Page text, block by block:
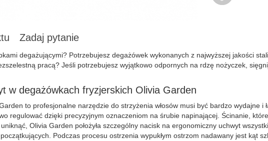
Zadaj pytanie
degażującymi? Potrzebujesz degażówek wykonanych z najwyższej jakości
pracą? Jeśli potrzebujesz wyjątkowo odpornych na rdzę nożyczek,
w degażówkach fryzjerskich Olivia Garden
to profesjonalne narzędzie do strzyżenia włosów musi być bardzo wydajne
regulować dzięki precyzyjnym oznaczeniom na śrubie napinającej. Ścinanie,
Olivia Garden położyła szczególny nacisk na ergonomiczny uchwyt
Podczas procesu ostrzenia wypukłym ostrzom nadawany jest kąt